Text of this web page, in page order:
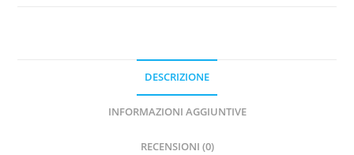
DESCRIZIONE
INFORMAZIONI AGGIUNTIVE
RECENSIONI (0)